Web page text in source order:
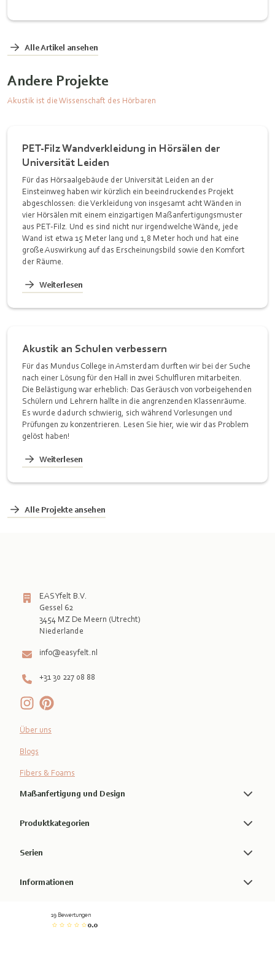
Alle Artikel ansehen
Andere Projekte
Akustik ist die Wissenschaft des Hörbaren
PET-Filz Wandverkleidung in Hörsälen der
Universität Leiden
Für das Hörsaalgebäude der Universität Leiden an der
Einsteinweg haben wir kürzlich ein beeindruckendes Projekt
abgeschlossen: die Verkleidung von insgesamt acht Wänden in
vier Hörsälen mit einem einzigartigen Maßanfertigungsmuster
aus PET-Filz. Und es sind nicht nur irgendwelche Wände, jede
Wand ist etwa 15 Meter lang und 1,8 Meter hoch und hat eine
große Auswirkung auf das Erscheinungsbild sowie den Komfort
der Räume.
Weiterlesen
Akustik an Schulen verbessern
Für das Mundus College in Amsterdam durften wir bei der Suche
nach einer Lösung für den Hall in zwei Schulfluren mitarbeiten.
Die Belästigung war erheblich: Das Geräusch von vorbeigehenden
Schülern und Lehrern hallte in die angrenzenden Klassenräume.
Es wurde dadurch schwierig, sich während Vorlesungen und
Prüfungen zu konzentrieren. Lesen Sie hier, wie wir das Problem
gelöst haben!
Weiterlesen
Alle Projekte ansehen
EASYfelt B.V.
Gessel 62
3454 MZ De Meern (Utrecht)
info@easyfelt.nl
+31 30 227 08 88
Über uns
Blogs
Fibers & Foams
Maßanfertigung und Design
Produktkategorien
Serien
Informationen
19 Bewertungen
0.0